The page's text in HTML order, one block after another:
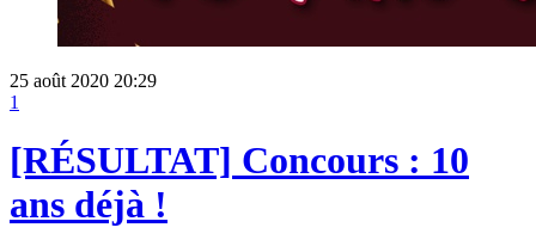
25 août 2020 20:29
1
[RÉSULTAT] Concours : 10
ans déjà !